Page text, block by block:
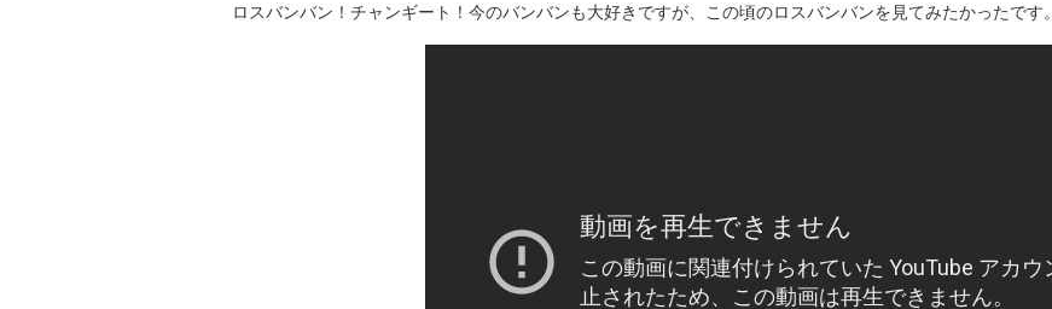
ロスバンバン！チャンギート！今のバンバンも大好きですが、この頃のロスバンバンを見てみたかったです。